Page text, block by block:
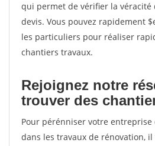
qui permet de vérifier la véracité
devis. Vous pouvez rapidement
les particuliers pour réaliser
chantiers travaux.
Rejoignez notre
trouver des
Pour pérénniser votre
dans les travaux de rénovation,